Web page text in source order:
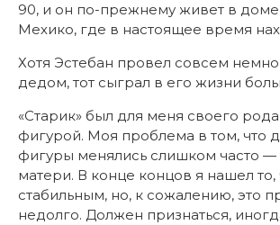
90, и он по-прежнему живет в
Мехико, где в настоящее время
Хотя Эстебан провел совсем
дедом, тот сыграл в его жизни
«Старик» был для меня своего
фигурой. Моя проблема в том, что
фигуры менялись слишком часто —
матери. В конце концов я нашел то,
стабильным, но, к сожалению, это
недолго. Должен признаться,